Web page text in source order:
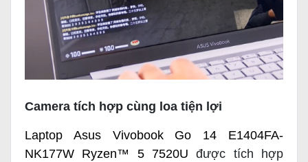
Camera tích hợp cùng loa tiện lợi
Laptop Asus Vivobook Go 14 E1404FA-
NK177W Ryzen™ 5 7520U được tích hợp